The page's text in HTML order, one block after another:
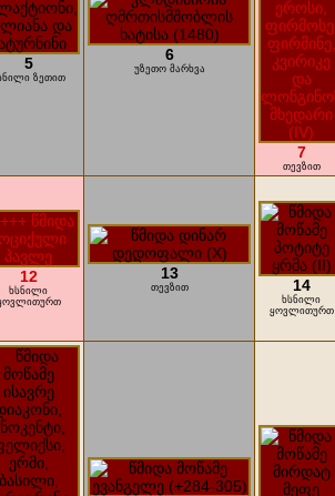
5
ზეთით
6
უზეთო მარხვა
7
თევზით
12
ხსნილი
13
თევზით 14
ხსნილი
ყოვლითურთ